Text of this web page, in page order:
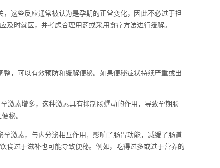
这些反应通常被认为是孕期的正常变化，因此不必过于担
时就医，并考虑合理用药或采用食疗方法进行缓解。
，可以有效预防和缓解便秘。如果便秘症状持续严重或出
激素增多，这种激素具有抑制肠蠕动的作用，导致孕期肠
秘。
激素，与内分泌相互作用，影响了肠胃功能，减缓了肠道
食过于滋补也可能导致便秘。例如，吃得过多或过于营养的